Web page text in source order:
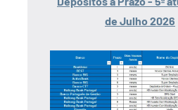
de Julho 2026